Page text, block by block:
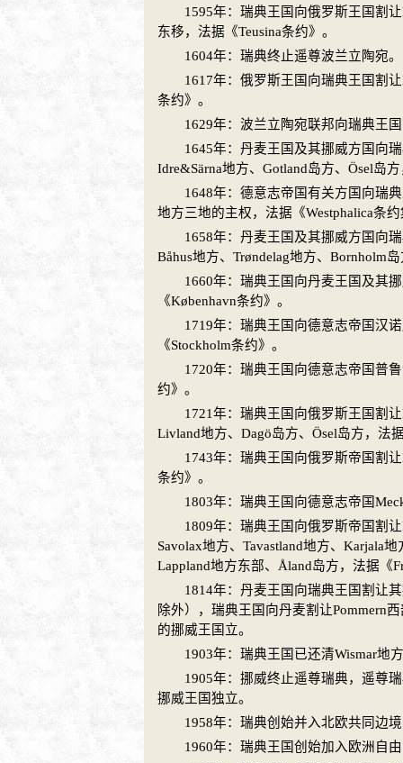
1595年： 瑞典王国向俄罗斯王国割
东移，法据《Teusina条约》。
1604年： 瑞典终止遥尊波兰立陶宛。
1617年： 俄罗斯王国向瑞典王国割
条约》。
1629年： 波兰立陶宛联邦向瑞典王
1645年： 丹麦王国及其挪威方国向
Idre&Särna地方、Gotland岛方、Ösel岛
1648年： 德意志帝国有关方国向瑞典
地方三地的主权，法据《Westphalica条
1658年： 丹麦王国及其挪威方国向
Båhus地方、Trøndelag地方、Bornholm
1660年： 瑞典王国向丹麦王国及其
《København条约》。
1719年： 瑞典王国向德意志帝国汉
《Stockholm条约》。
1720年： 瑞典王国向德意志帝国普
约》。
1721年： 瑞典王国向俄罗斯王国割
Livland地方、Dagö岛方、Ösel岛方，法
1743年： 瑞典王国向俄罗斯帝国割
条约》。
1803年： 瑞典王国向德意志帝国
1809年： 瑞典王国向俄罗斯帝国割
Savolax地方、Tavastland地方、Karjala
Lappland地方东部、Åland岛方，法据《
1814年： 丹麦王国向瑞典王国割让其
除外）， 瑞典王国向丹麦割让Pommern
的挪威王国立。
1903年： 瑞典王国已还清Wismar地
1905年： 挪威终止遥尊瑞典，遥尊
挪威王国独立。
1958年： 瑞典创始并入北欧共同边
1960年： 瑞典王国创始加入 欧洲自